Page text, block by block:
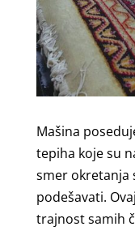
Mašina
tepiha koje su
smer okretanja
podešavati.
trajnost samih